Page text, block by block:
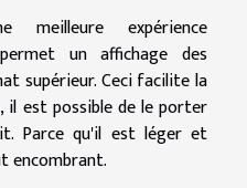
expérience
un affichage des
supérieur. Ceci facilite la
il est possible de le porter
Parce qu'il est léger et
encombrant.